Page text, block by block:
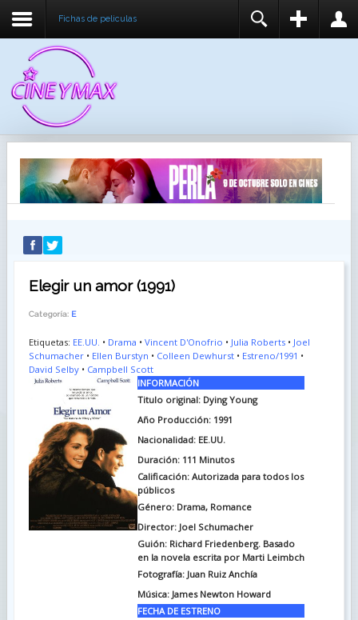
Fichas de peliculas
RECUÉRDEME
IDENTIFICARSE
REGISTER
Elegir un amor (1991)
Categoría: E
Etiquetas: EE.UU. • Drama • Vincent D'Onofrio • Julia Roberts• Joel
Schumacher• Ellen Burstyn • Colleen Dewhurst• Estreno/1991 •
David Selby• Campbell Scott
INFORMACIÓN
Titulo original: Dying Young
Año Producción: 1991
Nacionalidad: EE.UU.
Duración: 111 Minutos
Calificación: Autorizada para todos los
públicos
Género: Drama, Romance
Director: Joel Schumacher
Guión: Richard Friedenberg. Basado
en la novela escrita por Marti Leimbch
Fotografía: Juan Ruiz Anchía
Música: James Newton Howard
FECHA DE ESTRENO